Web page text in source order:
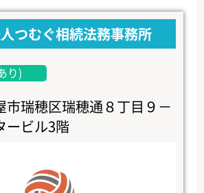
つむぐ相続法務事務所
り)
市瑞穂区瑞穂通８丁目９－
ービル3階